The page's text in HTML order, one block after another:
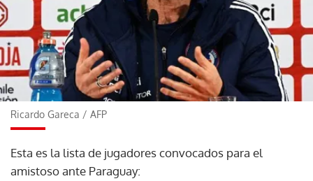
Ricardo Gareca / AFP
Esta es la lista de jugadores convocados para el
amistoso ante Paraguay: